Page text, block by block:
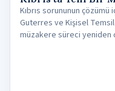
Kıbrıs sorununun
Guterres ve Kişisel
müzakere süreci yeniden